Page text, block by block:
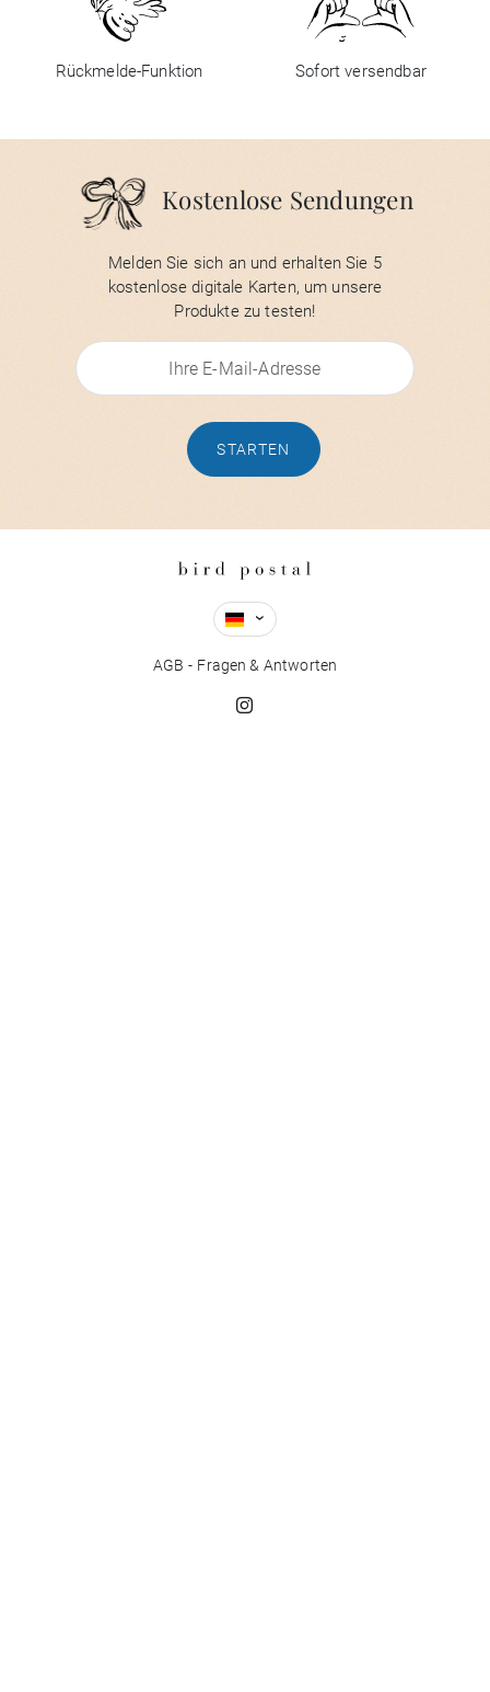
Rückmelde-Funktion Sofort versendbar
Kostenlose Sendungen
Melden Sie sich an und erhalten Sie 5
kostenlose digitale Karten, um unsere
Produkte zu testen!
STARTEN
AGB Fragen & Antworten